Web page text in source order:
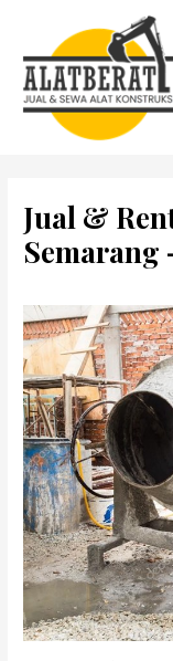
Jual &
Semarang